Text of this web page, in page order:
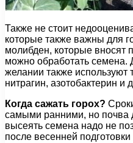
Также не стоит
которые также важны для
молибден, которые
можно обработать семена.
желании также используют
нитрагин, азотобактерин и
Когда сажать горох?
самыми ранними, но почва
высеять семена надо не
после весенней